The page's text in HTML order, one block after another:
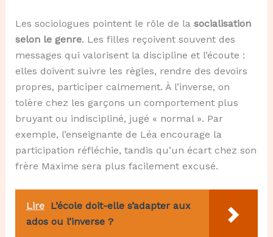
Les sociologues pointent le rôle de la socialisation
selon le genre. Les filles reçoivent souvent des
messages qui valorisent la discipline et l’écoute :
elles doivent suivre les règles, rendre des devoirs
propres, participer calmement. À l’inverse, on
tolère chez les garçons un comportement plus
bruyant ou indiscipliné, jugé « normal ». Par
exemple, l’enseignante de Léa encourage la
participation réfléchie, tandis qu’un écart chez son
frère Maxime sera plus facilement excusé.
Lire L’école doit-elle s’adapter aux
ados ou l’inverse ?